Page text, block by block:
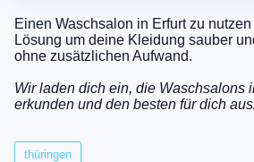
Einen Waschsalon in Erfurt zu
Lösung um deine Kleidung sauber
ohne zusätzlichen Aufwand.
Wir laden dich ein, die Waschsalons
erkunden und den besten für dich
thüringen